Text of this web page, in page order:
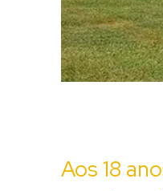
Aos 18